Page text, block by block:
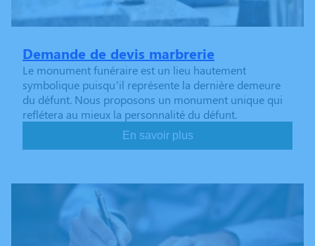
Demande de devis marbrerie
Le monument funéraire est un lieu hautement
symbolique puisqu’il représente la dernière demeure
du défunt. Nous proposons un monument unique qui
reflétera au mieux la personnalité du défunt.
En savoir plus